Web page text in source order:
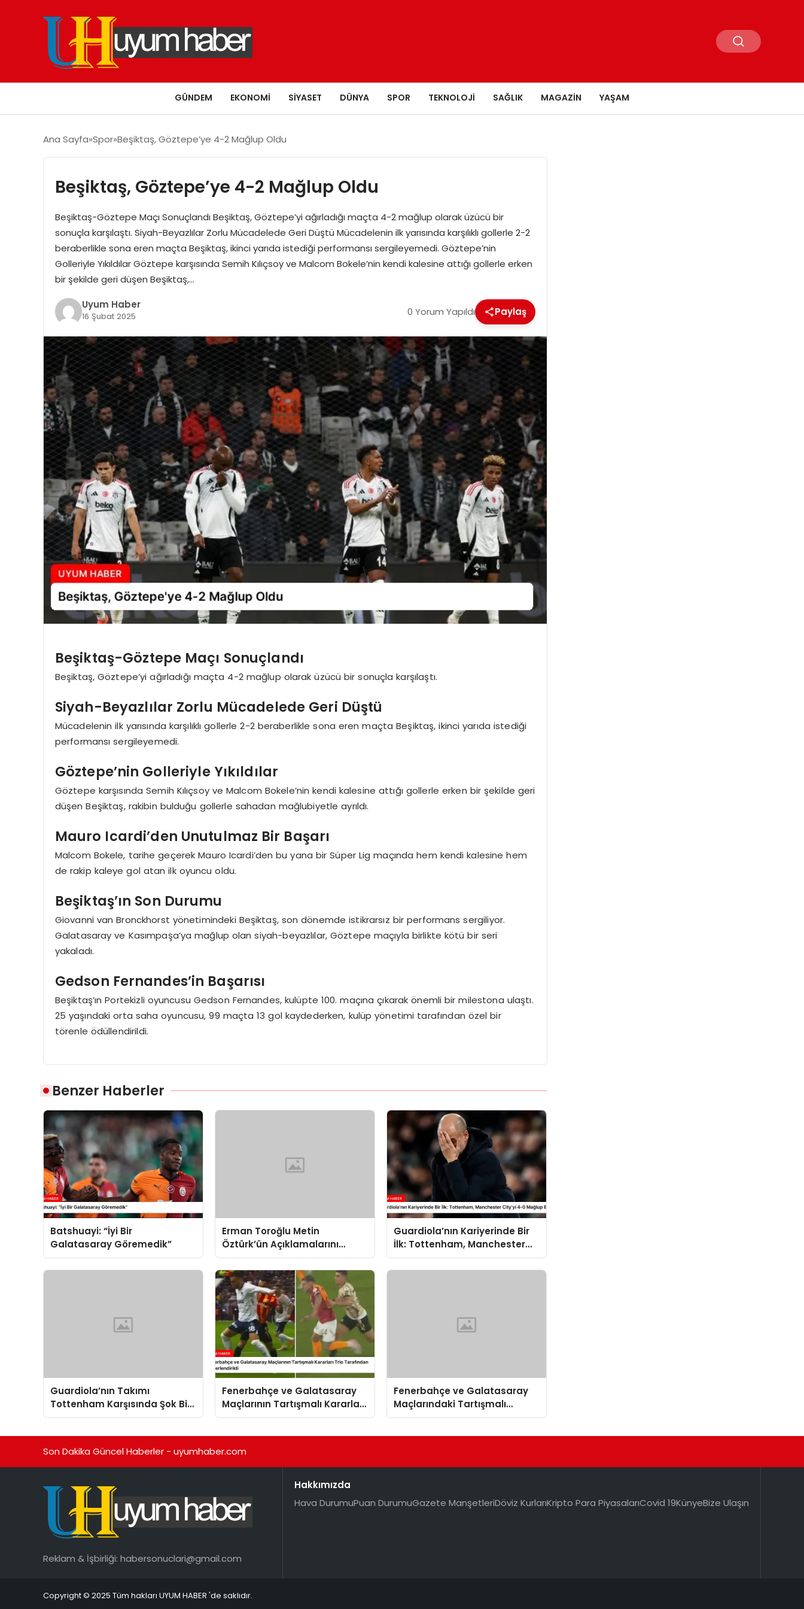
GÜNDEM EKONOMI SIYASET DÜNYA SPOR TEKNOLOJI SAĞLIK MAGAZIN YAŞAM
Ana Sayfa Spor Beşiktaş, Göztepe’ye 4-2 Mağlup Oldu
Beşiktaş, Göztepe’ye 4-2 Mağlup Oldu
Beşiktaş-Göztepe Maçı Sonuçlandı Beşiktaş, Göztepe’yi ağırladığı maçta 4-2 mağlup olarak üzücü bir
sonuçla karşılaştı. Siyah-Beyazlılar Zorlu Mücadelede Geri Düştü Mücadelenin ilk yarısında karşılıklı gollerle 2-2
beraberlikle sona eren maçta Beşiktaş, ikinci yarıda istediği performansı sergileyemedi. Göztepe’nin
Golleriyle Yıkıldılar Göztepe karşısında Semih Kılıçsoy ve Malcom Bokele’nin kendi kalesine attığı gollerle erken
bir şekilde geri düşen Beşiktaş,…
Uyum Haber
16 Şubat 2025 0 Yorum Yapıldı Paylaş
Beşiktaş-Göztepe Maçı Sonuçlandı
Beşiktaş, Göztepe’yi ağırladığı maçta 4-2 mağlup olarak üzücü bir sonuçla karşılaştı.
Siyah-Beyazlılar Zorlu Mücadelede Geri Düştü
Mücadelenin ilk yarısında karşılıklı gollerle 2-2 beraberlikle sona eren maçta Beşiktaş, ikinci yarıda istediği
performansı sergileyemedi.
Göztepe’nin Golleriyle Yıkıldılar
Göztepe karşısında Semih Kılıçsoy ve Malcom Bokele’nin kendi kalesine attığı gollerle erken bir şekilde geri
düşen Beşiktaş, rakibin bulduğu gollerle sahadan mağlubiyetle ayrıldı.
Mauro Icardi’den Unutulmaz Bir Başarı
Malcom Bokele, tarihe geçerek Mauro Icardi’den bu yana bir Süper Lig maçında hem kendi kalesine hem
de rakip kaleye gol atan ilk oyuncu oldu.
Beşiktaş’ın Son Durumu
Giovanni van Bronckhorst yönetimindeki Beşiktaş, son dönemde istikrarsız bir performans sergiliyor.
Galatasaray ve Kasımpaşa’ya mağlup olan siyah-beyazlılar, Göztepe maçıyla birlikte kötü bir seri
yakaladı.
Gedson Fernandes’in Başarısı
Beşiktaş’ın Portekizli oyuncusu Gedson Fernandes, kulüpte 100. maçına çıkarak önemli bir milestona ulaştı.
25 yaşındaki orta saha oyuncusu, 99 maçta 13 gol kaydederken, kulüp yönetimi tarafından özel bir
törenle ödüllendirildi.
Benzer Haberler
Batshuayi: “İyi Bir
Galatasaray Göremedik”
Erman Toroğlu Metin
Öztürk’ün Açıklamalarını
Değerlendirdi: “Okan Buruk
Resmen Tehdit Etti!”
Guardiola’nın Kariyerinde Bir
İlk: Tottenham, Manchester
City’yi 4-0 Mağlup Etti
Guardiola’nın Takımı
Tottenham Karşısında Şok Bir
Mağlubiyet Aldı
Fenerbahçe ve Galatasaray
Maçlarının Tartışmalı Kararları
Trio Tarafından Değerlendirildi
Fenerbahçe ve Galatasaray
Maçlarındaki Tartışmalı
Kararlar Yorumlandı
Son Dakika Güncel Haberler - uyumhaber.com
Reklam & İşbirliği: habersonuclari@gmail.com
Hakkımızda
Hava DurumuPuan DurumuGazete ManşetleriDöviz KurlarıKripto Para PiyasalarıCovid 19KünyeBize Ulaşın
Copyright © 2025 Tüm hakları UYUM HABER 'de saklıdır.